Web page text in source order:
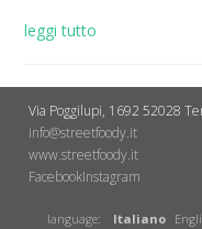
leggi tutto
Via Poggilupi, 1692 52028
info@streetfoody.it
www.streetfoody.it
Facebook​Instagram
language: Italiano